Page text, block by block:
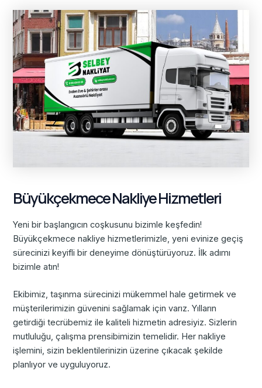
Büyükçekmece Nakliye Hizmetleri
Yeni bir başlangıcın coşkusunu bizimle keşfedin!
Büyükçekmece nakliye hizmetlerimizle, yeni evinize geçiş
sürecinizi keyifli bir deneyime dönüştürüyoruz. İlk adımı
bizimle atın!
Ekibimiz, taşınma sürecinizi mükemmel hale getirmek ve
müşterilerimizin güvenini sağlamak için varız. Yılların
getirdiği tecrübemiz ile kaliteli hizmetin adresiyiz. Sizlerin
mutluluğu, çalışma prensibimizin temelidir. Her nakliye
işlemini, sizin beklentilerinizin üzerine çıkacak şekilde
planlıyor ve uyguluyoruz.